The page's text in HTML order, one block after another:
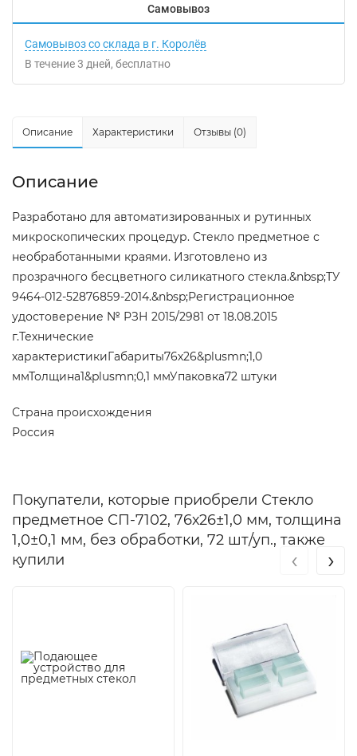
Самовывоз
Самовывоз со склада в г. Королёв
В течение3 дней Бесплатно
Описание Характеристики Отзывы (0)
Описание
Разработано для автоматизированных и рутинных
микроскопических процедур. Стекло предметное с
необработанными краями. Изготовлено из
прозрачного бесцветного силикатного стекла.&nbsp;ТУ
9464-012-52876859-2014.&nbsp;Регистрационное
удостоверение № РЗН 2015/2981 от 18.08.2015
г.Технические
характеристикиГабариты76х26&plusmn;1,0
ммТолщина1&plusmn;0,1 ммУпаковка72 штуки
Страна происхождения
Россия
Покупатели, которые приобрели Стекло
предметное СП-7102, 76х26±1,0 мм, толщина
1,0±0,1 мм, без обработки, 72 шт/уп., также
купили
‹ ›